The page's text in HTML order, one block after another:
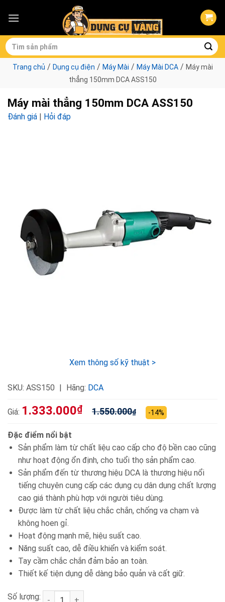
Tìm
kiếm:
Trang chủ / Dụng cụ điện / Máy Mài / Máy Mài DCA/ Máy mài
thẳng 150mm DCA ASS150
Máy mài thẳng 150mm DCA ASS150
Đánh giá | Hỏi đáp
Xem thông số kỹ thuật >
SKU: ASS150 Hãng: DCA
Giá: 1.333.000₫ 1.550.000₫ -14%
Đặc điểm nổi bật
Sản phẩm làm từ chất liệu cao cấp cho độ bền cao cũng
như hoạt động ổn định, cho tuổi thọ sản phẩm cao.
Sản phẩm đến từ thương hiệu DCA là thương hiệu nổi
tiếng chuyên cung cấp các dụng cụ dân dụng chất lượng
cao giá thành phù hợp với người tiêu dùng.
Được làm từ chất liệu chắc chắn, chống va chạm và
không hoen gỉ.
Hoạt động mạnh mẽ, hiệu suất cao.
Năng suất cao, dễ điều khiển và kiểm soát.
Tay cầm chắc chắn đảm bảo an toàn.
Thiết kế tiện dụng dễ dàng bảo quản và cất giữ.
Số lượng: Máy mài thẳng 150mm DCA ASS150 số lượng